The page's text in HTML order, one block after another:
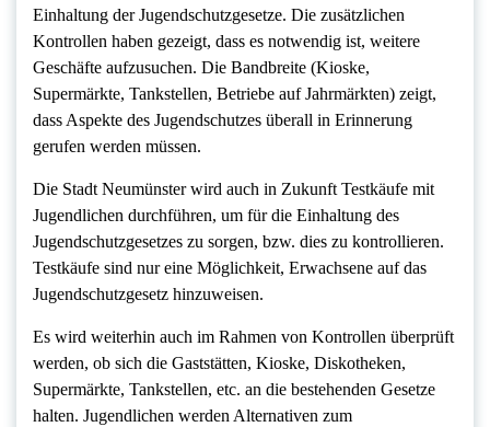
Einhaltung der Jugendschutzgesetze. Die zusätzlichen
Kontrollen haben gezeigt, dass es notwendig ist, weitere
Geschäfte aufzusuchen. Die Bandbreite (Kioske,
Supermärkte, Tankstellen, Betriebe auf Jahrmärkten) zeigt,
dass Aspekte des Jugendschutzes überall in Erinnerung
gerufen werden müssen.
Die Stadt Neumünster wird auch in Zukunft Testkäufe mit
Jugendlichen durchführen, um für die Einhaltung des
Jugendschutzgesetzes zu sorgen, bzw. dies zu kontrollieren.
Testkäufe sind nur eine Möglichkeit, Erwachsene auf das
Jugendschutzgesetz hinzuweisen.
Es wird weiterhin auch im Rahmen von Kontrollen überprüft
werden, ob sich die Gaststätten, Kioske, Diskotheken,
Supermärkte, Tankstellen, etc. an die bestehenden Gesetze
halten. Jugendlichen werden Alternativen zum